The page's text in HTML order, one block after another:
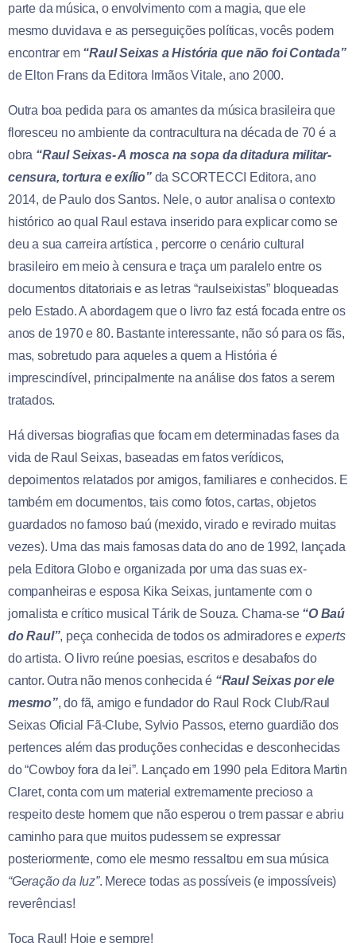
parte da música, o envolvimento com a magia, que ele
mesmo duvidava e as perseguições políticas, vocês podem
encontrar em “Raul Seixas a História que não foi Contada”
de Elton Frans da Editora Irmãos Vitale, ano 2000.
Outra boa pedida para os amantes da música brasileira que
floresceu no ambiente da contracultura na década de 70 é a
obra “Raul Seixas- A mosca na sopa da ditadura militar-
censura, tortura e exílio”da SCORTECCI Editora, ano
2014, de Paulo dos Santos. Nele, o autor analisa o contexto
histórico ao qual Raul estava inserido para explicar como se
deu a sua carreira artística , percorre o cenário cultural
brasileiro em meio à censura e traça um paralelo entre os
documentos ditatoriais e as letras “raulseixistas” bloqueadas
pelo Estado. A abordagem que o livro faz está focada entre os
anos de 1970 e 80. Bastante interessante, não só para os fãs,
mas, sobretudo para aqueles a quem a História é
imprescindível, principalmente na análise dos fatos a serem
tratados.
Há diversas biografias que focam em determinadas fases da
vida de Raul Seixas, baseadas em fatos verídicos,
depoimentos relatados por amigos, familiares e conhecidos. E
também em documentos, tais como fotos, cartas, objetos
guardados no famoso baú (mexido, virado e revirado muitas
vezes). Uma das mais famosas data do ano de 1992, lançada
pela Editora Globo e organizada por uma das suas ex-
companheiras e esposa Kika Seixas, juntamente com o
jornalista e crítico musical Tárik de Souza. Chama-se “O Baú
do Raul”, peça conhecida de todos os admiradores e experts
do artista. O livro reúne poesias, escritos e desabafos do
cantor. Outra não menos conhecida é “Raul Seixas por ele
mesmo”, do fã, amigo e fundador do Raul Rock Club/Raul
Seixas Oficial Fã-Clube, Sylvio Passos, eterno guardião dos
pertences além das produções conhecidas e desconhecidas
do “Cowboy fora da lei”. Lançado em 1990 pela Editora Martin
Claret, conta com um material extremamente precioso a
respeito deste homem que não esperou o trem passar e abriu
caminho para que muitos pudessem se expressar
posteriormente, como ele mesmo ressaltou em sua música
“Geração da luz”. Merece todas as possíveis (e impossíveis)
reverências!
Toca Raul! Hoje e sempre!